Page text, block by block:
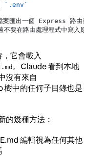
`.env`
匯出一個 Express 路由
要在路由處理程式中寫入
它會載入
。Claude 看到本地
沒有來自
樹中的任何子目錄也是
的幾種方法：
編輯視為任何其他